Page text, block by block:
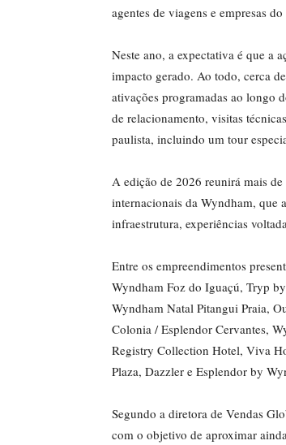
agentes de viagens e empresas
Neste ano, a expectativa é que a
impacto gerado. Ao todo, cerca
ativações programadas ao longo
de relacionamento, visitas
paulista, incluindo um tour
A edição de 2026 reunirá mais
internacionais da Wyndham, que
infraestrutura, experiências
Entre os empreendimentos
Wyndham Foz do Iguaçú, Tryp
Wyndham Natal Pitangui Praia,
Colonia / Esplendor Cervantes,
Registry Collection Hotel, Viva
Plaza, Dazzler e Esplendor by
Segundo a diretora de Vendas
com o objetivo de aproximar